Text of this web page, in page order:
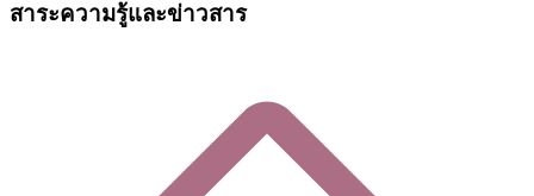
สาระความรู้และข่าวสาร